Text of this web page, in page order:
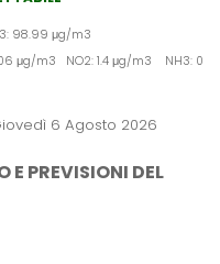
98.99 μg/m3
μg/m3 NO2: 1.4 μg/m3 NH3: 0
6 Agosto 2026
PREVISIONI DEL